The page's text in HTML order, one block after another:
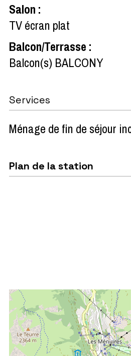
Salon :
TV écran plat
Balcon/Terrasse :
Balcon(s) BALCONY
Services
Ménage de fin de séjour
Plan de la station